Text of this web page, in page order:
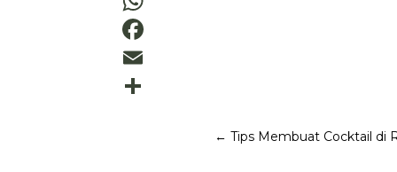
← Tips Membuat Cocktail di